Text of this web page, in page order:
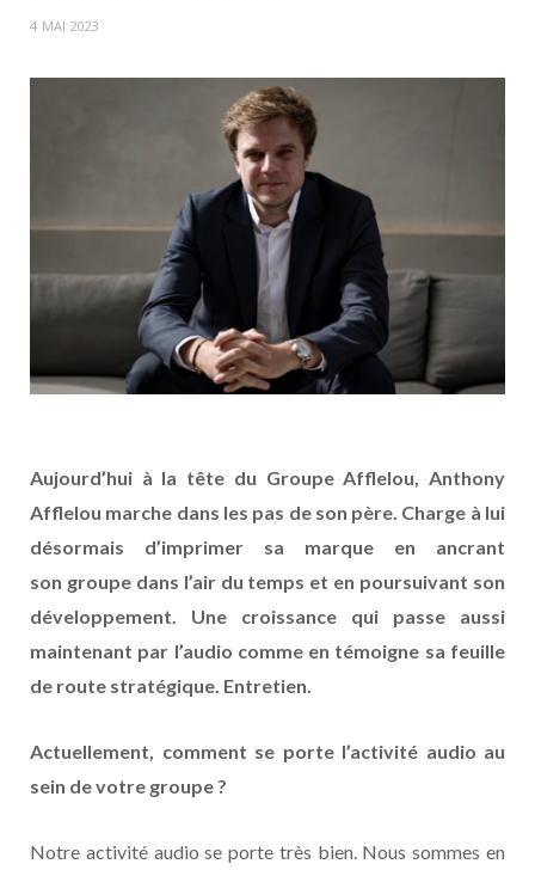
4 MAI 2023
Aujourd’hui à la tête du Groupe Afflelou, Anthony
Afflelou marche dans les pas de son père. Charge à lui
désormais d’imprimer sa marque en ancrant
son groupe dans l’air du temps et en poursuivant son
développement. Une croissance qui passe aussi
maintenant par l’audio comme en témoigne sa feuille
de route stratégique. Entretien.
Actuellement, comment se porte l’activité audio au
sein de votre groupe ?
Notre activité audio se porte très bien. Nous sommes en